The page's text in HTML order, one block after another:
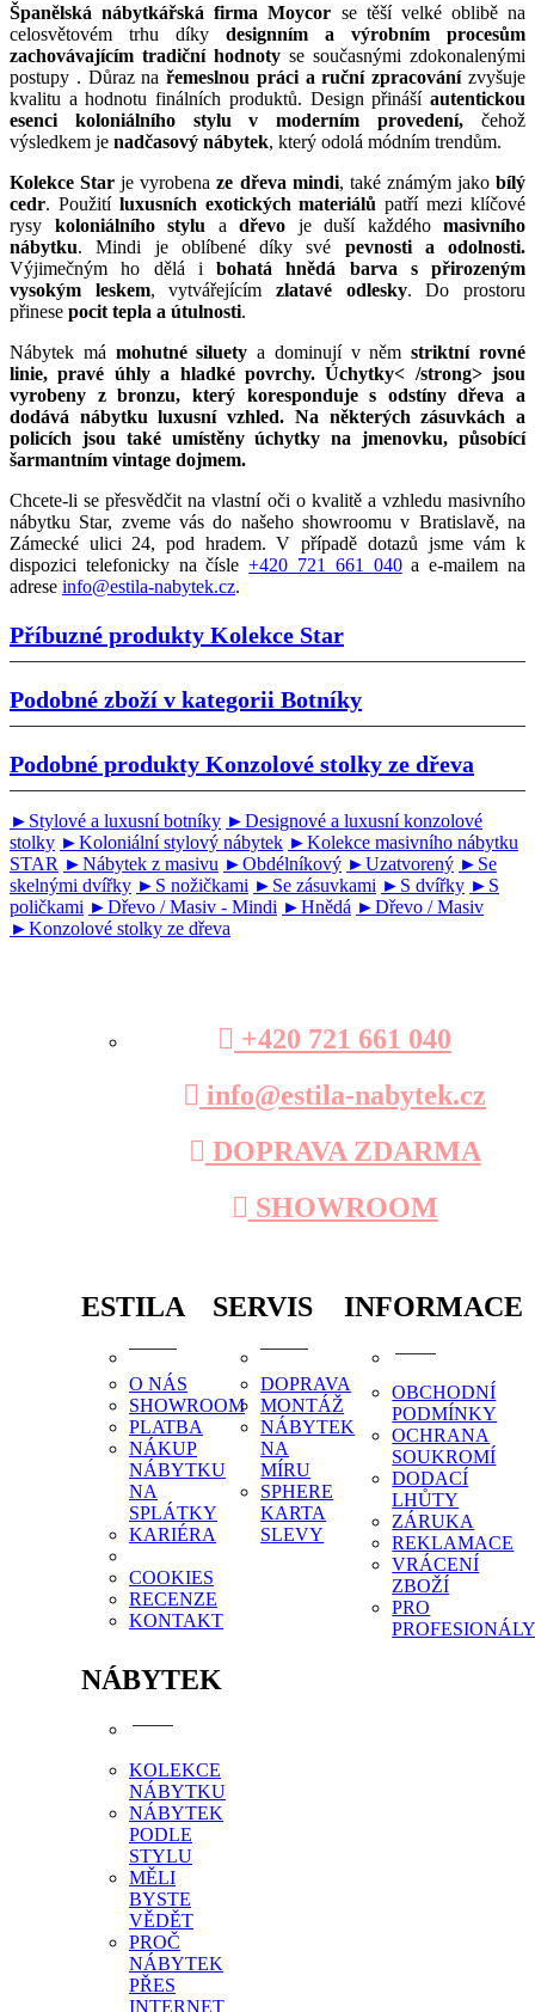
Španělská nábytkářská firma Moycor se těší velké oblibě na
celosvětovém trhu díky designním a výrobním procesům
zachovávajícím tradiční hodnoty se současnými zdokonalenými
postupy . Důraz nařemeslnou práci a ruční zpracovánízvyšuje
kvalitu a hodnotu finálních produktů. Design přináší autentickou
esenci koloniálního stylu v moderním provedení, čehož
výsledkem je nadčasový nábytek, který odolá módním trendům.
Kolekce Star je vyrobenaze dřeva mindi, také známým jakobílý
cedr. Použití luxusních exotických materiálů patří mezi klíčové
rysy koloniálního stylu a dřevo je duší každého masivního
nábytku. Mindi je oblíbené díky své pevnosti a odolnosti.
Výjimečným ho dělá i bohatá hnědá barva s přirozeným
vysokým leskem, vytvářejícímzlatavé odlesky. Do prostoru
přinese pocit tepla a útulnosti.
Nábytek má mohutné siluety a dominují v němstriktní rovné
linie, pravé úhly a hladké povrchy. Úchytky< /strong> jsou
vyrobeny z bronzu, který koresponduje s odstíny dřeva a
dodává nábytkuluxusní vzhled. Na některých zásuvkách a
policích jsou také umístěnyúchytky na jmenovku, působící
šarmantním vintage dojmem.
Chcete-li se přesvědčit na vlastní oči o kvalitě a vzhledu masivního
nábytku Star, zveme vás do našeho showroomu v Bratislavě, na
Zámecké ulici 24, pod hradem. V případě dotazů jsme vám k
dispozici telefonicky na čísle+420 721 661 040a e-mailem na
adrese info@estila-nabytek.cz.
Příbuzné produkty Kolekce Star
Podobné zboží v kategorii Botníky
Podobné produkty Konzolové stolky ze dřeva
►Stylové a luxusní botníky ►Designové a luxusní konzolové
stolky ►Koloniální stylový nábytek ►Kolekce masivního nábytku
STAR ►Nábytek z masivu ►Obdélníkový ►Uzatvorený ►Se
skelnými dvířky ►S nožičkami ►Se zásuvkami ►S dvířky ►S
poličkami ►Dřevo / Masiv - Mindi ►Hnědá ►Dřevo / Masiv
►Konzolové stolky ze dřeva
+420 721 661 040
info@estila-nabytek.cz
DOPRAVA ZDARMA
SHOWROOM
ESTILA
O NÁS
SHOWROOM
PLATBA
NÁKUP
NÁBYTKU
NA
SPLÁTKY
KARIÉRA
COOKIES
RECENZE
KONTAKT
SERVIS
DOPRAVA
MONTÁŽ
NÁBYTEK
NA
MÍRU
SPHERE
KARTA
SLEVY
INFORMACE
OBCHODNÍ
PODMÍNKY
OCHRANA
SOUKROMÍ
DODACÍ
LHŮTY
ZÁRUKA
REKLAMACE
VRÁCENÍ
ZBOŽÍ
PRO
NÁBYTEK
KOLEKCE
NÁBYTKU
NÁBYTEK
PODLE
STYLU
MĚLI
BYSTE
VĚDĚT
PROČ
NÁBYTEK
PŘES
INTERNET